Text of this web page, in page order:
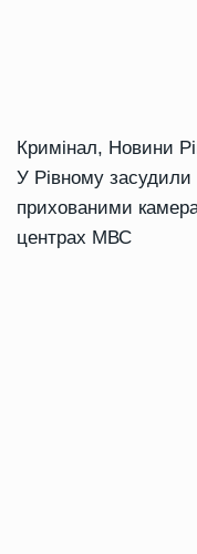
Кримінал, Новини
У Рівному засудили
прихованими
центрах МВС